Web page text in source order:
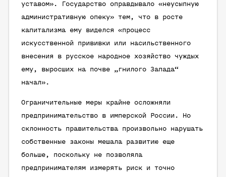
уставом». Государство оправдывало «неусыпную
административную опеку» тем, что в росте
капитализма ему виделся «процесс
искусственной прививки или насильственного
внесения в русское народное хозяйство чуждых
ему, выросших на почве „гнилого Запада“
начал».
Ограничительные меры крайне осложняли
предпринимательство в имперской России. Но
склонность правительства произвольно нарушать
собственные законы мешала развитию еще
больше, поскольку не позволяла
предпринимателям измерять риск и точно